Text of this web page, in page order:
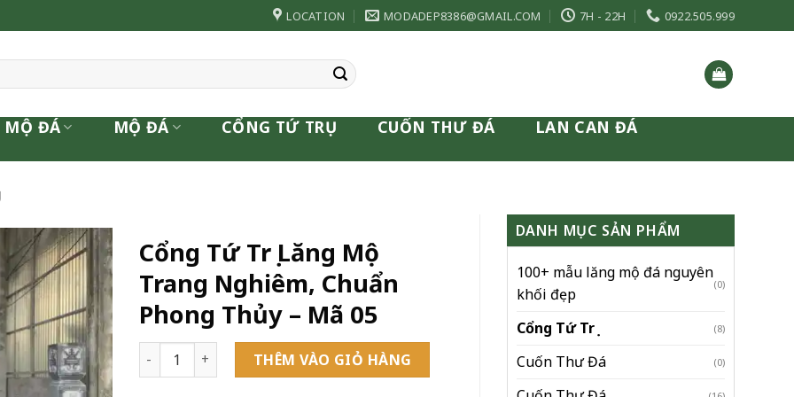
LOCATION MODADEP8386@GMAIL.COM 7H - 22H 0922.505.999
MỘ ĐÁ MỘ ĐÁ CỔNG TỨ TRỤ CUỐN THƯ ĐÁ
LAN CAN ĐÁ
DANH MỤC SẢN PHẨM
100+ mẫu lăng mộ đá nguyên
khối đẹp
(0)
Cổng Tứ Trụ (8)
Cuốn Thư Đá (0)
Cổng Tứ Trụ Lăng Mộ
Trang Nghiêm, Chuẩn
Phong Thủy – Mã 05
Cổng Tứ Trụ Lăng Mộ Trang Nghiêm, Chuẩn Phong Thủy - Mã 05 số lượng
THÊM VÀO GIỎ HÀNG